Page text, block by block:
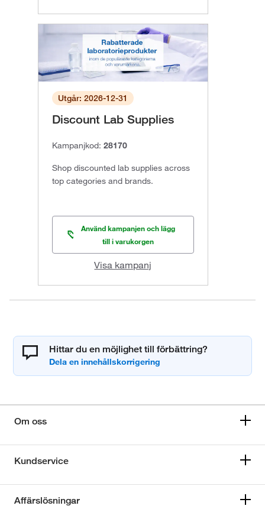
Utgår: 2026-12-31
Discount Lab Supplies
Kampanjkod: 28170
Shop discounted lab supplies across
top categories and brands.
Använd kampanjen och lägg
till i varukorgen
Visa kampanj
Hittar du en möjlighet till förbättring?
Om oss
Kundservice
Affärslösningar